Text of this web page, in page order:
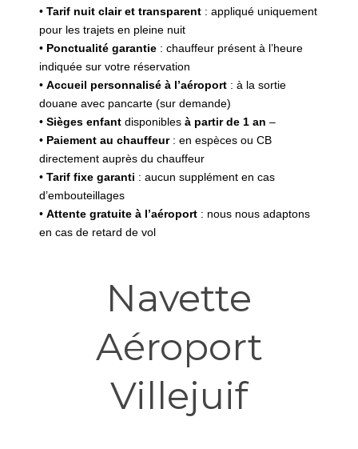
• Tarif nuit clair et transparent : appliqué uniquement
pour les trajets en pleine nuit
• Ponctualité garantie : chauffeur présent à l’heure
indiquée sur votre réservation
• Accueil personnalisé à l’aéroport : à la sortie
douane avec pancarte (sur demande)
• Sièges enfant disponibles à partir de 1 an –
• Paiement au chauffeur: en espèces ou CB
directement auprès du chauffeur
• Tarif fixe garanti : aucun supplément en cas
d’embouteillages
• Attente gratuite à l’aéroport : nous nous adaptons
en cas de retard de vol
Navette
Aéroport
Villejuif